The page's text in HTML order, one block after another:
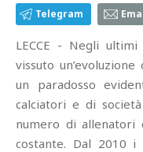
Telegram
LECCE - Negli
vissuto
un paradosso
calciatori e di
numero di
costante. Dal 2010 i